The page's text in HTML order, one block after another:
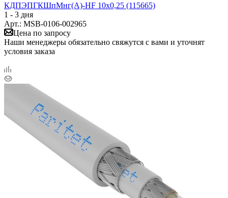
КДПЭПГКШпМнг(А)-HF 10х0,25 (115665)
1 - 3 дня
Арт.: MSB-0106-002965
Цена по запросу
Наши менеджеры обязательно свяжутся с вами и уточнят
условия заказа